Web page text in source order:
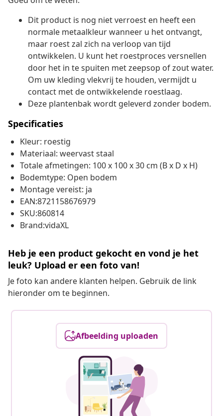
Dit product is nog niet verroest en heeft een
normale metaalkleur wanneer u het ontvangt,
maar roest zal zich na verloop van tijd
ontwikkelen. U kunt het roestproces versnellen
door het in te spuiten met zeepsop of zout water.
Om uw kleding vlekvrij te houden, vermijdt u
contact met de ontwikkelende roestlaag.
Deze plantenbak wordt geleverd zonder bodem.
Specificaties
Kleur: roestig
Materiaal: weervast staal
Totale afmetingen: 100 x 100 x 30 cm (B x D x H)
Bodemtype: Open bodem
Montage vereist: ja
EAN:8721158676979
SKU:860814
Brand:vidaXL
Heb je een product gekocht en vond je het
leuk? Upload er een foto van!
Je foto kan andere klanten helpen. Gebruik de link
hieronder om te beginnen.
Afbeelding uploaden